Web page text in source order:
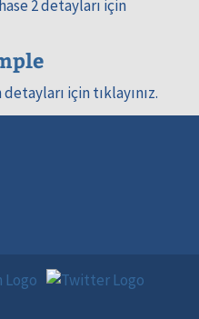
2 detayları için
için tıklayınız.